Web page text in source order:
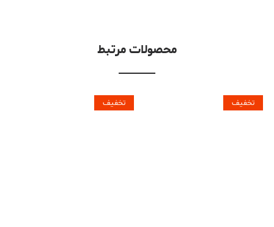
محصولات مرتبط
تخفیف تخفیف